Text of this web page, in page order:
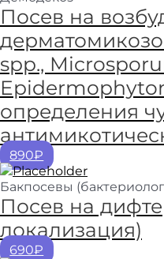
Посев на
spp.,
определения
890₽
Бакпосевы
Посев на
локализация)
690₽